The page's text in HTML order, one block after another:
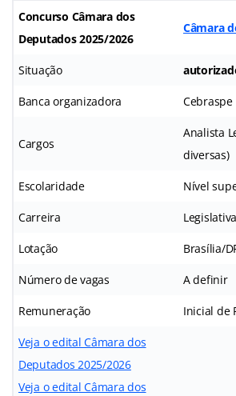
Concurso Câmara dos
Deputados2025/2026
Câmara
Situação
Banca organizadora Cebraspe
Cargos
Analista
diversas)
Escolaridade Nível
Carreira Legislativa
Lotação Brasília/
Número de vagas A definir
Remuneração Inicial de
Veja o edital Câmara dos
Deputados 2025/2026
Veja o edital Câmara dos